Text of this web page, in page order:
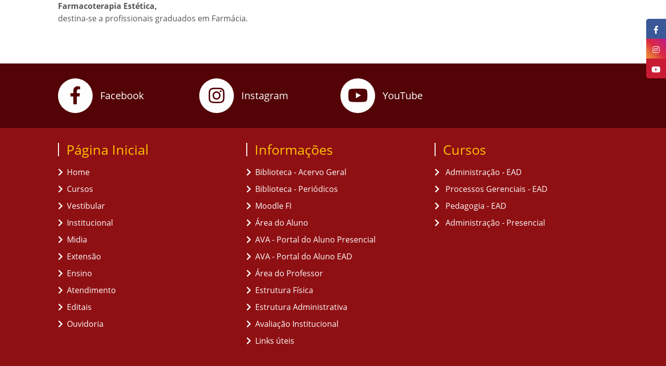
Farmacoterapia Estética,
destina-se a profissionais graduados em Farmácia.
Facebook Instagram YouTube
Página Inicial
Home
Cursos
Vestibular
Institucional
Midia
Extensão
Ensino
Atendimento
Editais
Ouvidoria
Informações
Biblioteca - Acervo Geral
Biblioteca - Periódicos
Moodle FI
Área do Aluno
AVA - Portal do Aluno Presencial
AVA - Portal do Aluno EAD
Área do Professor
Estrutura Física
Estrutura Administrativa
Avaliação Institucional
Links úteis
Cursos
Administração - EAD
Processos Gerenciais - EAD
Pedagogia - EAD
Administração - Presencial